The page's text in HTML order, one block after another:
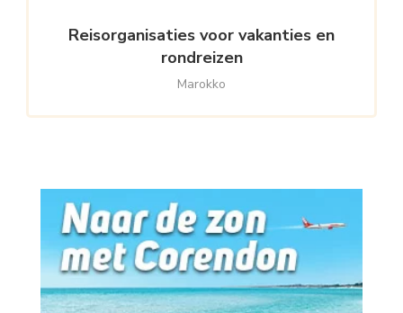
Reisorganisaties voor vakanties en
rondreizen
Marokko